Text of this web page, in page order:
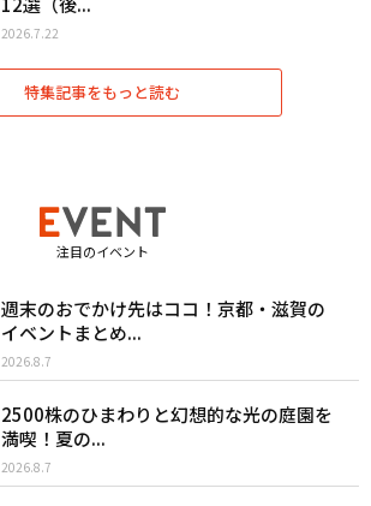
2026.7.22
特集記事をもっと読む
注目のイベント
週末のおでかけ先はココ！京都・滋賀の
イベントまとめ...
2026.8.7
2500株のひまわりと幻想的な光の庭園を
満喫！夏の...
2026.8.7